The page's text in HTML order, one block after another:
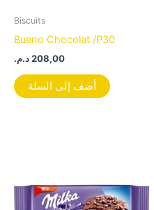
Biscuits
Bueno Chocolat /P30
208,00د.م.
أضف إلى السلة